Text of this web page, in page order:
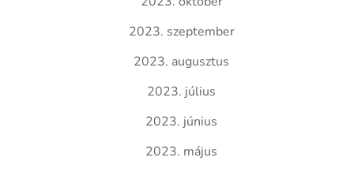
2023. szeptember
2023. augusztus
2023. július
2023. június
2023. május